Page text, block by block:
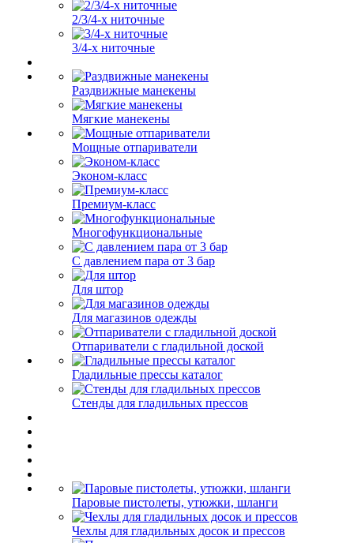
2/3/4-х ниточные
3/4-х ниточные
Раздвижные манекены
Мягкие манекены
Мощные отпариватели
Эконом-класс
Премиум-класс
Многофункциональные
С давлением пара от 3 бар
Для штор
Для магазинов одежды
Отпариватели с гладильной доской
Гладильные прессы каталог
Стенды для гладильных прессов
Паровые пистолеты, утюжки, шланги
Чехлы для гладильных досок и прессов